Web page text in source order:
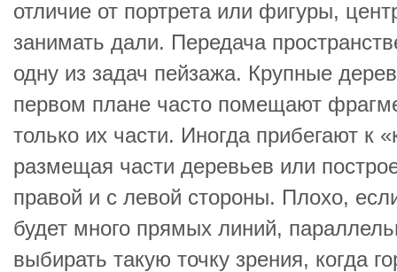
отличие от портрета или фигуры,
занимать дали. Передача
одну из задач пейзажа. Крупные
первом плане часто помещают
только их части. Иногда прибегают к
размещая части деревьев или
правой и с левой стороны. Плохо,
будет много прямых линий,
выбирать такую точку зрения, когда